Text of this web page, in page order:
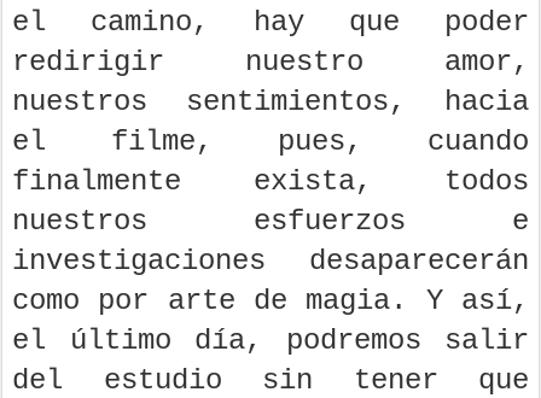
el camino, hay que poder
redirigir nuestro amor,
nuestros sentimientos, hacia
el filme, pues, cuando
finalmente exista, todos
nuestros esfuerzos e
investigaciones desaparecerán
como por arte de magia. Y así,
el último día, podremos salir
del estudio sin tener que